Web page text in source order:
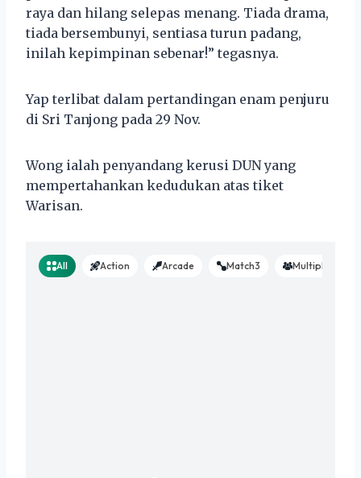
raya dan hilang selepas menang. Tiada drama,
tiada bersembunyi, sentiasa turun padang,
inilah kepimpinan sebenar!” tegasnya.
Yap terlibat dalam pertandingan enam penjuru
di Sri Tanjong pada 29 Nov.
Wong ialah penyandang kerusi DUN yang
mempertahankan kedudukan atas tiket
Warisan.